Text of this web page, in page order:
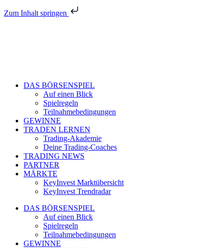
Zum Inhalt springen
DAS BÖRSENSPIEL
Auf einen Blick
Spielregeln
Teilnahmebedingungen
GEWINNE
TRADEN LERNEN
Trading-Akademie
Deine Trading-Coaches
TRADING NEWS
PARTNER
MÄRKTE
KeyInvest Marktübersicht
KeyInvest Trendradar
DAS BÖRSENSPIEL
Auf einen Blick
Spielregeln
Teilnahmebedingungen
GEWINNE